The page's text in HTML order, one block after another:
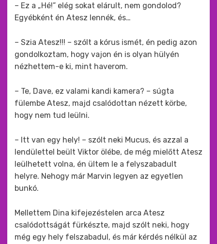
– Ez a „Hé!” elég sokat elárult, nem gondolod?
Egyébként én Atesz lennék, és…
– Szia Atesz!!! – szólt a kórus ismét, én pedig azon
gondolkoztam, hogy vajon én is olyan hülyén
nézhettem-e ki, mint haverom.
– Te, Dave, ez valami kandi kamera? – súgta
fülembe Atesz, majd csalódottan nézett körbe,
hogy nem tud leülni.
– Itt van egy hely! – szólt neki Mucus, és azzal a
lendülettel beült Viktor ölébe, de még mielőtt Atesz
leülhetett volna, én ültem le a felyszabadult
helyre. Nehogy már Marvin legyen az egyetlen
bunkó.
Mellettem Dina kifejezéstelen arca Atesz
csalódottságát fürkészte, majd szólt neki, hogy
még egy hely felszabadul, és már kérdés nélkül az